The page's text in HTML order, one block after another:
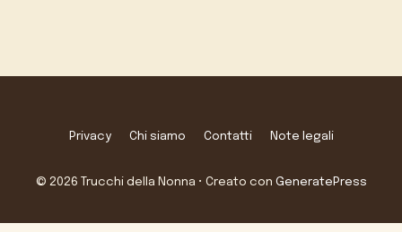
Privacy Chi siamo Contatti Note legali
© 2026 Trucchi della Nonna • Creato con GeneratePress